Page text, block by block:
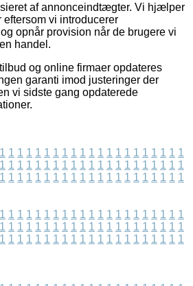
af annonceindtægter. Vi hjælper
vi introducerer
opnår provision når de brugere vi
handel.
og online firmaer opdateres
garanti imod justeringer der
vi sidste gang opdaterede
1 1 1 1 1 1 1 1 1 1 1 1 1 1 1 1 1 1 1 1 1
1 1 1 1 1 1 1 1 1 1 1 1 1 1 1 1 1 1 1 1 1
1 1 1 1 1 1 1 1 1 1 1 1 1 1 1 1 1 1 1 1 1
1 1 1 1 1 1 1 1 1 1 1 1 1 1 1 1 1 1 1 1 1
1 1 1 1 1 1 1 1 1 1 1 1 1 1 1 1 1 1 1 1 1
1 1 1 1 1 1 1 1 1 1 1 1 1 1 1 1 1 1 1 1 1